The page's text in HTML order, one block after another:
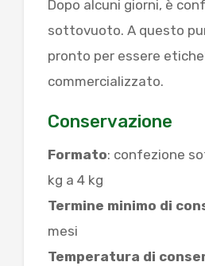
Dopo alcuni giorni, è
sottovuoto. A questo
pronto per essere
commercializzato.
Conservazione
Formato: confezione
kg a 4 kg
Termine minimo di
mesi
Temperatura di